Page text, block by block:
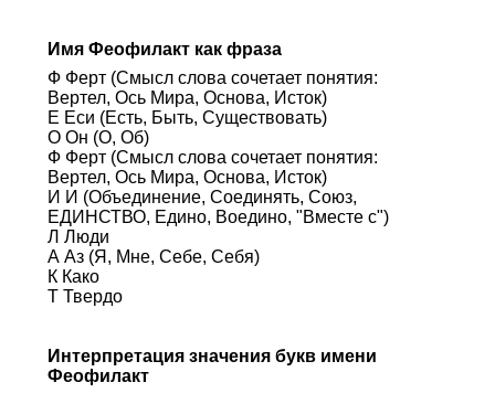
Имя Феофилакт как фраза
Ф Ферт (Смысл слова сочетает понятия:
Вертел, Ось Мира, Основа, Исток)
Е Еси (Есть, Быть, Существовать)
О Он (О, Об)
Ф Ферт (Смысл слова сочетает понятия:
Вертел, Ось Мира, Основа, Исток)
И И (Объединение, Соединять, Союз,
ЕДИНСТВО, Едино, Воедино, "Вместе с")
Л Люди
А Аз (Я, Мне, Себе, Себя)
К Како
Т Твердо
Интерпретация значения букв имени
Феофилакт